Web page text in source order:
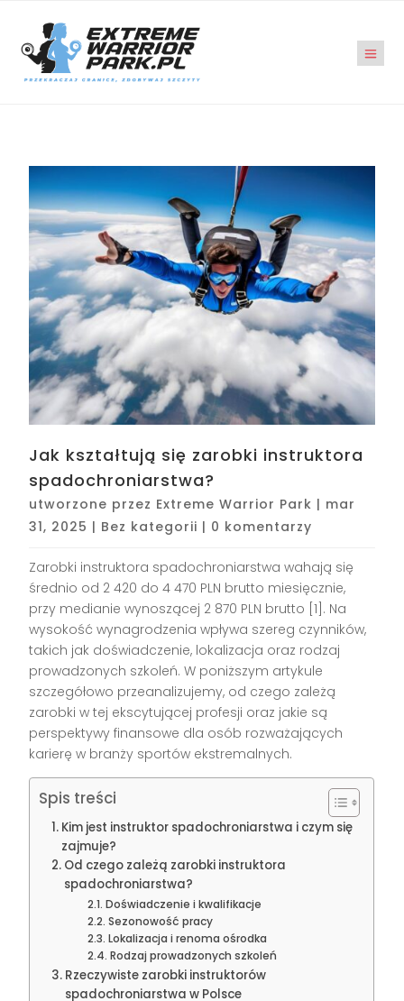
Jak kształtują się zarobki instruktora
spadochroniarstwa?
utworzone przez Extreme Warrior Park | mar
31, 2025 | Bez kategorii | 0 komentarzy
Zarobki instruktora spadochroniarstwa wahają się
średnio od 2 420 do 4 470 PLN brutto miesięcznie,
przy medianie wynoszącej 2 870 PLN brutto [1]. Na
wysokość wynagrodzenia wpływa szereg czynników,
takich jak doświadczenie, lokalizacja oraz rodzaj
prowadzonych szkoleń. W poniższym artykule
szczegółowo przeanalizujemy, od czego zależą
zarobki w tej ekscytującej profesji oraz jakie są
perspektywy finansowe dla osób rozważających
karierę w branży sportów ekstremalnych.
Spis treści
Kim jest instruktor spadochroniarstwa i czym się
zajmuje?
Od czego zależą zarobki instruktora
spadochroniarstwa?
Doświadczenie i kwalifikacje
Sezonowość pracy
Lokalizacja i renoma ośrodka
Rodzaj prowadzonych szkoleń
Rzeczywiste zarobki instruktorów
spadochroniarstwa w Polsce